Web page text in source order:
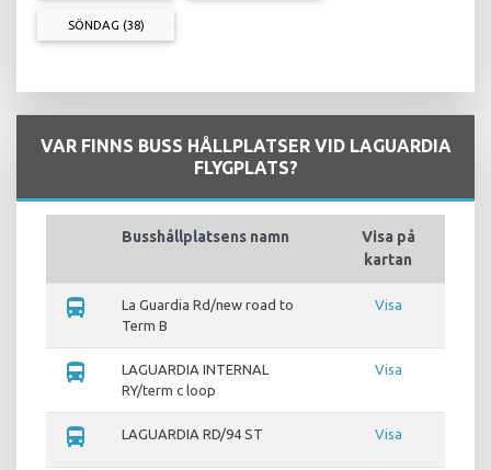
SÖNDAG (38)
VAR FINNS BUSS HÅLLPLATSER VID LAGUARDIA
FLYGPLATS?
Busshållplatsens namn
Visa på
kartan
directions_bus
La Guardia Rd/new road to
Term B
Visa
directions_bus
LAGUARDIA INTERNAL
RY/term c loop
Visa
directions_bus LAGUARDIA RD/94 ST Visa